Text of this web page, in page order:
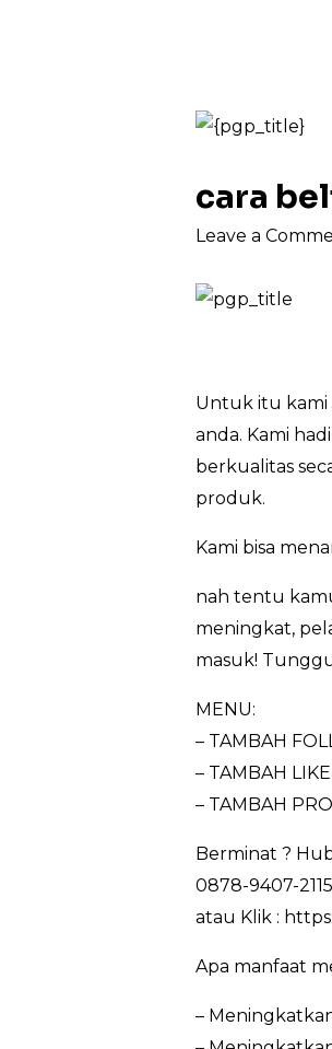
cara
Leave a
Untuk itu kami
anda. Kami
berkualitas
produk.
Kami bisa
nah tentu
meningkat,
masuk!
MENU:
– TAMBAH
– TAMBAH
– TAMBAH
Berminat ?
0878-9407-
atau Klik :
Apa manfaat
–